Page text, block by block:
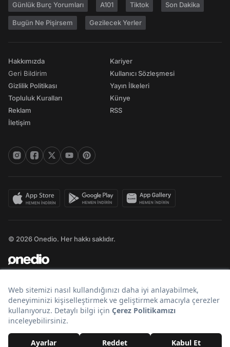
Günlük Burç Yorumları A101 Tiktok Son Dakika
Bugün Ne Pişirsem Gezilecek Yerler
Hakkımızda
Geri Bildirim
Gizlilik Politikası
Topluluk Kuralları
Reklam
İletişim
Kariyer
Kullanıcı Sözleşmesi
Yayın İlkeleri
Künye
RSS
© 2026 Onedio. Her hakkı saklıdır.
Bir markasıdır.